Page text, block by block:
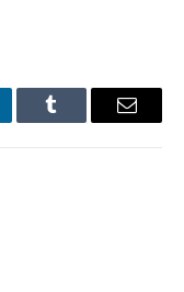
Tumblr Имэйл